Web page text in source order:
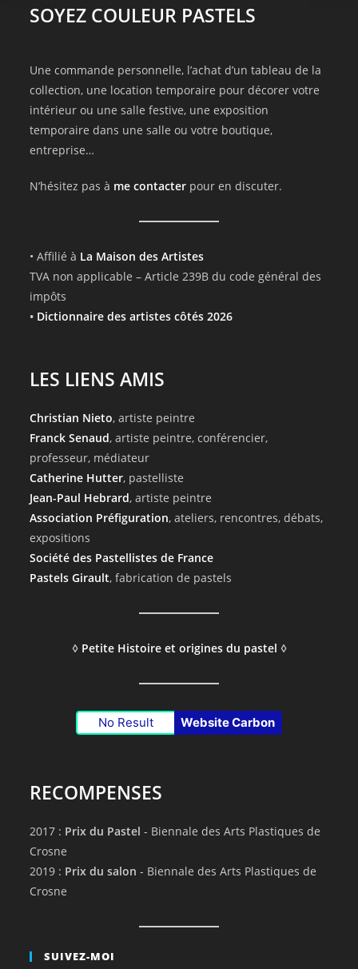
SOYEZ COULEUR PASTELS
Une commande personnelle, l’achat d’un tableau de la
collection, une location temporaire pour décorer votre
intérieur ou une salle festive, une exposition
temporaire dans une salle ou votre boutique,
entreprise…
N’hésitez pas à me contacter pour en discuter.
• Affilié à La Maison des Artistes
TVA non applicable – Article 239B du code général des
impôts
• Dictionnaire des artistes côtés 2026
LES LIENS AMIS
Christian Nieto, artiste peintre
Franck Senaud, artiste peintre, conférencier,
professeur, médiateur
Catherine Hutter, pastelliste
Jean-Paul Hebrard, artiste peintre
Association Préfiguration, ateliers, rencontres, débats,
expositions
Société des Pastellistes de France
Pastels Girault, fabrication de pastels
◊ Petite Histoire et origines du pastel ◊
No Result Website Carbon
RECOMPENSES
2017 : Prix du Pastel - Biennale des Arts Plastiques de
Crosne
2019 : Prix du salon - Biennale des Arts Plastiques de
Crosne
SUIVEZ-MOI